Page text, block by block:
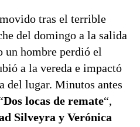
tras el terrible
del domingo a la salida
un hombre perdió el
a la vereda e impactó
del lugar. Minutos antes
Dos locas de remate“,
Silveyra y Verónica